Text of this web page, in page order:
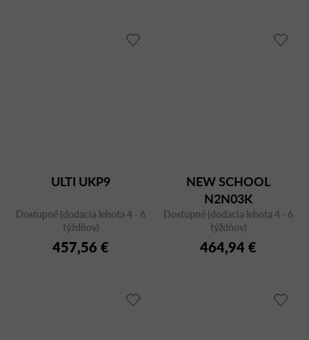
ULTI UKP9
Dostupné (dodacia lehota 4 - 6
týždňov)
457,56 €
NEW SCHOOL
N2N03K
Dostupné (dodacia lehota 4 - 6
týždňov)
464,94 €